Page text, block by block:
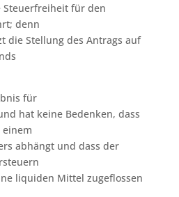
Steuerfreiheit für den
denn
die Stellung des Antrags auf
für
hat keine Bedenken, dass
abhängt und dass der
liquiden Mittel zugeflossen